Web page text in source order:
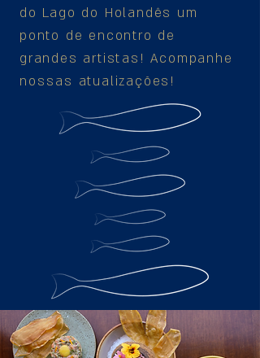
do Lago do Holandês um
ponto de encontro de
grandes artistas! Acompanhe
nossas atualizações!